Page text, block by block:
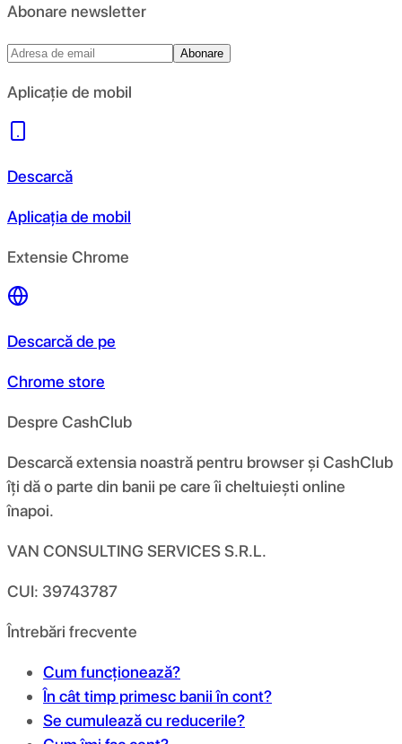
Abonare newsletter
Abonare
Aplicație de mobil
Descarcă
Aplicația de mobil
Extensie Chrome
Descarcă de pe
Chrome store
Despre CashClub
Descarcă extensia noastră pentru browser și CashClub
îți dă o parte din banii pe care îi cheltuiești online
înapoi.
VAN CONSULTING SERVICES S.R.L.
CUI: 39743787
Întrebări frecvente
Cum funcționează?
În cât timp primesc banii în cont?
Se cumulează cu reducerile?